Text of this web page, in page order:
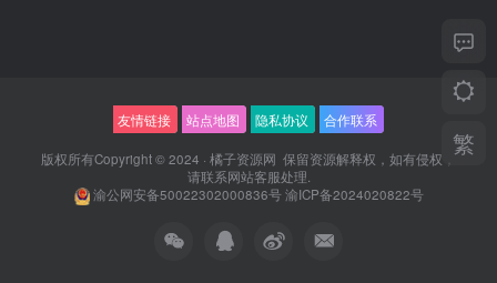
友情链接 站点地图 隐私协议 合作联系
版权所有Copyright © 2024 · 橘子资源网 保留资源解释权，如有侵权，
请联系网站客服处理.
渝公网安备50022302000836号 渝ICP备2024020822号
繁